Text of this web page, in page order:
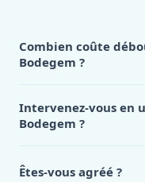
Combien coûte
Bodegem ?
Martens Bodegem,
Intervenez-vous en
Bodegem ?
Êtes-vous agréé ?